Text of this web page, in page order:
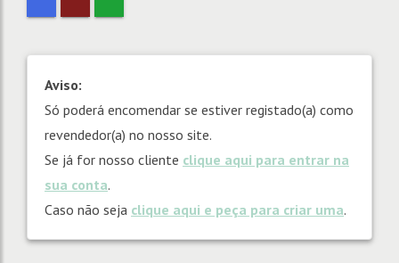
Aviso:
Só poderá encomendar se estiver registado(a) como
revendedor(a) no nosso site.
Se já for nosso cliente clique aqui para entrar na
sua conta.
Caso não seja clique aqui e peça para criar uma.